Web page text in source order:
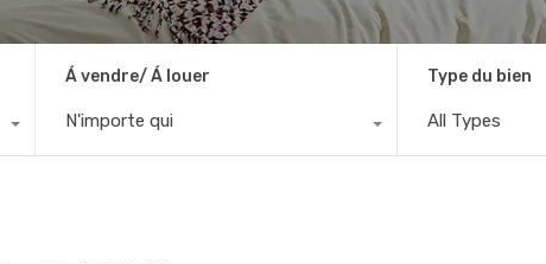
Á vendre/ Á louer
N'importe qui
Type du bien
All Types